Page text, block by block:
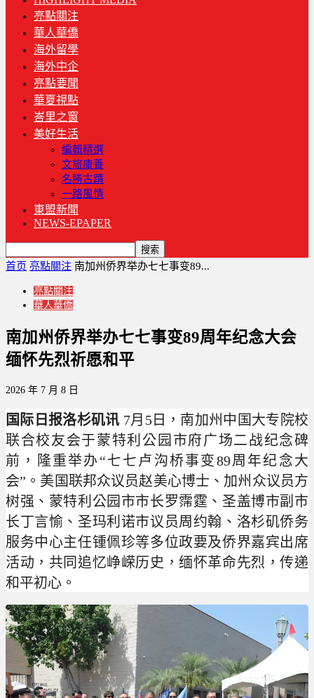
亮點關注
華人華僑
海外留學
海外中企
亮點要聞
華夏視點
峇里之窗
美好生活
編輯精選
文旅康養
名勝古蹟
一路風情
東盟新聞
NEWS-EPAPER
首页 亮點關注 南加州侨界举办七七事变89...
亮點關注
華人華僑
南加州侨界举办七七事变89周年纪念大会
缅怀先烈祈愿和平
2026 年 7 月 8 日
国际日报洛杉矶讯7月5日，南加州中国大专院校
联合校友会于蒙特利公园市府广场二战纪念碑
前，隆重举办“七七卢沟桥事变89周年纪念大
会”。美国联邦众议员赵美心博士、加州众议员方
树强、蒙特利公园市市长罗霈霆、圣盖博市副市
长丁言愉、圣玛利诺市议员周约翰、洛杉矶侨务
服务中心主任锺佩珍等多位政要及侨界嘉宾出席
活动，共同追忆峥嵘历史，缅怀革命先烈，传递
和平初心。